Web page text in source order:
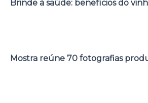
Brinde à saúde: benefícios do
Mostra reúne 70 fotografias